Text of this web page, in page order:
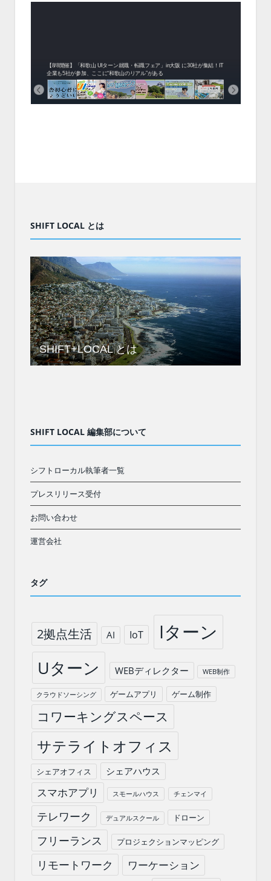
【8/8開催】「和歌山 UIターン就職・転職フェア」in大阪 に30社が集結！IT
企業も5社が参加、ここに“和歌山のリアル”がある
SHIFT LOCAL とは
SHIFT+LOCAL とは
SHIFT LOCAL 編集部について
シフトローカル執筆者一覧
プレスリリース受付
お問い合わせ
運営会社
タグ
2拠点生活 AI IoT Iターン
Uターン WEBディレクター WEB制作
クラウドソーシング ゲームアプリ ゲーム制作
コワーキングスペース
サテライトオフィス
シェアオフィス シェアハウス
スマホアプリ スモールハウス チェンマイ
テレワーク デュアルスクール ドローン
フリーランス プロジェクションマッピング
リモートワーク ワーケーション